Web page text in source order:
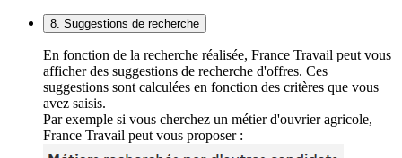
8. Suggestions de recherche
En fonction de la recherche réalisée, France Travail peut vous
afficher des suggestions de recherche d'offres. Ces
suggestions sont calculées en fonction des critères que vous
avez saisis.
Par exemple si vous cherchez un métier d'ouvrier agricole,
France Travail peut vous proposer :